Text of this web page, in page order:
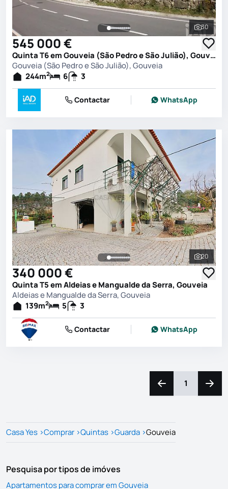
Ver
30
545 000 €
Quinta T6 em Gouveia (São Pedro e São Julião), Gouveia
Gouveia (São Pedro e São Julião), Gouveia
244m2 6 3
Contactar WhatsApp
Ver
20
340 000 €
Quinta T5 em Aldeias e Mangualde da Serra, Gouveia
Aldeias e Mangualde da Serra, Gouveia
139m2 5 3
Contactar WhatsApp
Navegação para a
1
Casa Yes >Comprar >Quintas >Guarda >Gouveia
Pesquisa por tipos de imóves
Apartamentos para comprar em Gouveia